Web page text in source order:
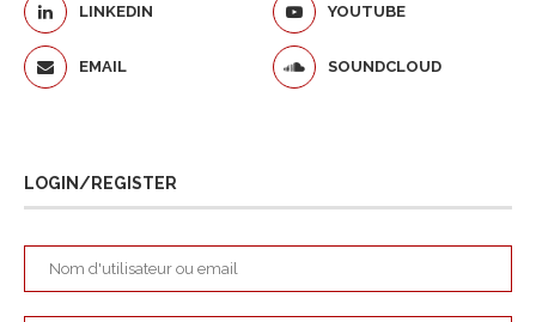
LINKEDIN YOUTUBE
EMAIL SOUNDCLOUD
LOGIN/REGISTER